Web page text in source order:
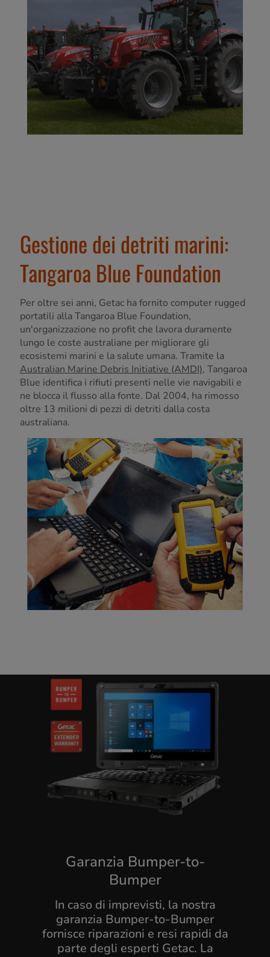
Gestione dei detriti marini:
Tangaroa Blue Foundation
Per oltre sei anni, Getac ha fornito computer rugged
portatili alla Tangaroa Blue Foundation,
un'organizzazione no profit che lavora duramente
lungo le coste australiane per migliorare gli
ecosistemi marini e la salute umana. Tramite la
Australian Marine Debris Initiative (AMDI), Tangaroa
Blue identifica i rifiuti presenti nelle vie navigabili e
ne blocca il flusso alla fonte. Dal 2004, ha rimosso
oltre 13 milioni di pezzi di detriti dalla costa
australiana.
Garanzia Bumper-to-
Bumper
In caso di imprevisti, la nostra
garanzia Bumper-to-Bumper
fornisce riparazioni e resi rapidi da
parte degli esperti Getac. La